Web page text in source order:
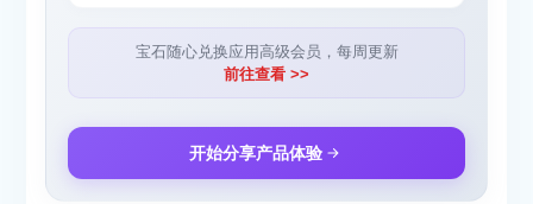
宝石随心兑换应用高级会员，每周更新
前往查看 >>
开始分享产品体验